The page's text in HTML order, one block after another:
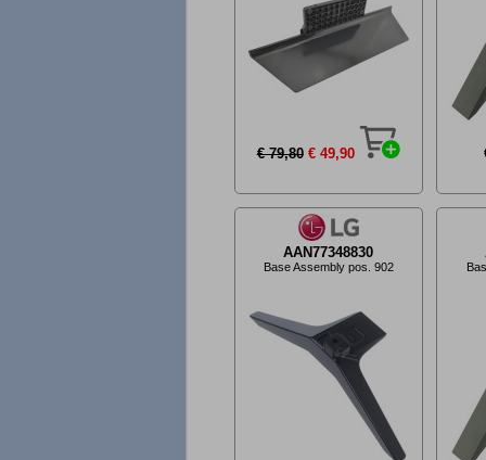
€ 79,80 € 49,90
AAN77348830
Base Assembly pos. 902